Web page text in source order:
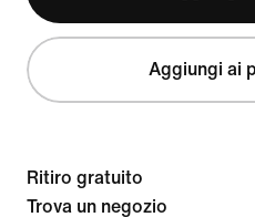
Aggiungi ai
Ritiro gratuito
Trova un negozio